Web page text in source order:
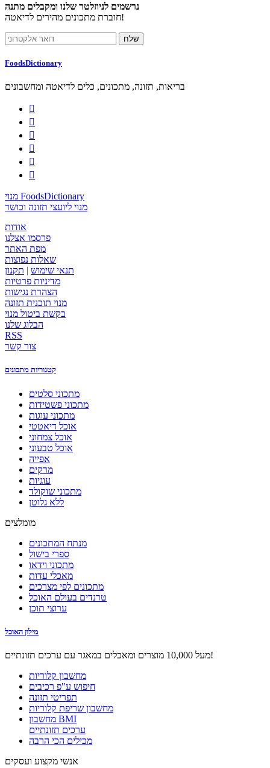
נרשמים לניוזלטר שלנו ומקבלים מתנה
חוברת מתכונים מהירים לדיאטה!
FoodsDictionary
בריאות, תזונה, מתכונים, כלים לדיאטה ומחשבונים






מנוי FoodsDictionary
מנוי ליועצי תזונה וכושר
אודות
פרסמו אצלנו
מפת האתר
שאלות נפוצות
תנאי שימוש | תקנון
מדיניות פרטיות
הצהרת נגישות
מנוי תוכנית תזונה
בקשת ביטול מנוי
הבלוג שלנו
RSS
צור קשר
קטגוריות מתכונים
מתכוני סלטים
מתכוני פשטידות
מתכוני עוגות
אוכל דיאטטי
אוכל צמחוני
אוכל טבעוני
אפייה
מרקים
עוגיות
מתכוני שוקולד
ללא גלוטן
מומלצים
מנתח המתכונים
ספרי בישול
מתכוני וידאו
מאכלי עדות
מתכונים לפי מצרכים
טרנדים בעולם האוכל
ערוצי תוכן
מילון האוכל
מעל 10,000 מוצרים ומאכלים במאגר עם ערכים תזונתיים!
מחשבון קלוריות
חיפוש ע"פ רכיבים
תפריטי תזונה
מחשבון שריפת קלוריות
מחשבון BMI
ערכים תזונתיים
מכילים הכי הרבה
אנשי מקצוע ועסקים